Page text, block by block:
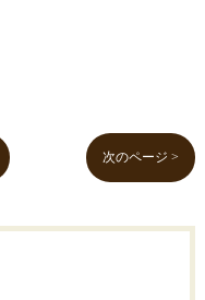
次のページ >